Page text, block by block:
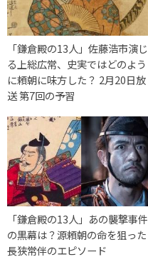
「鎌倉殿の13人」佐藤浩市演じ
る上総広常、史実ではどのよう
に頼朝に味方した？ 2月20日放
送 第7回の予習
「鎌倉殿の13人」あの襲撃事件
の黒幕は？源頼朝の命を狙った
長狭常伴のエピソード